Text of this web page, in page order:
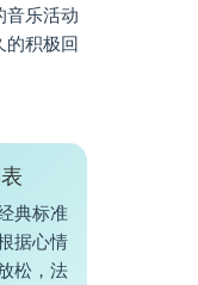
音乐活动
的积极回
典标准
据心情
松，法